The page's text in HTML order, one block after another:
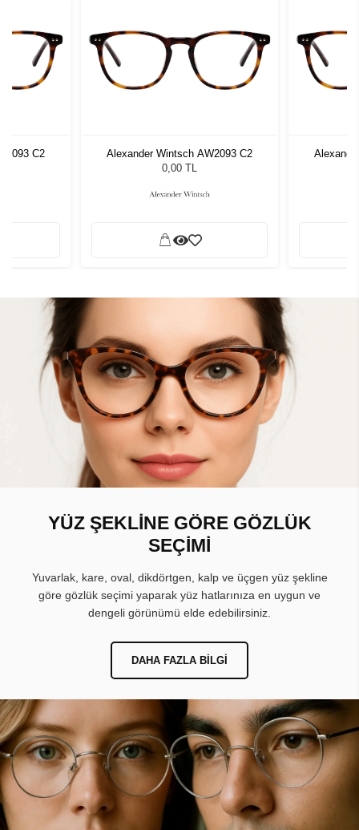
C2
Alexander Wintsch AW2093 C2
0,00 TL
YÜZ ŞEKLİNE GÖRE GÖZLÜK
SEÇİMİ
Yuvarlak, kare, oval, dikdörtgen, kalp ve üçgen yüz şekline
göre gözlük seçimi yaparak yüz hatlarınıza en uygun ve
dengeli görünümü elde edebilirsiniz.
DAHA FAZLA BILGI